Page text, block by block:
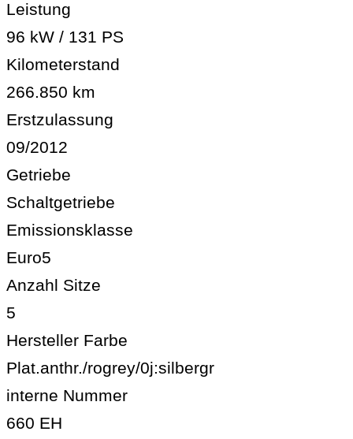
Leistung
96 kW / 131 PS
Kilometerstand
266.850 km
Erstzulassung
09/2012
Getriebe
Schaltgetriebe
Emissionsklasse
Euro5
Anzahl Sitze
5
Hersteller Farbe
Plat.anthr./rogrey/0j:silbergr
interne Nummer
660 EH